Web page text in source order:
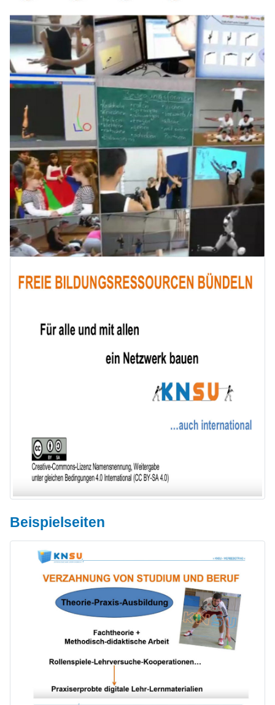
Beispielseiten